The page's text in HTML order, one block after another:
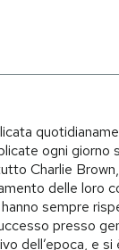
ogni
Charlie
delle loro
sempre
presso
dell’epoca, e